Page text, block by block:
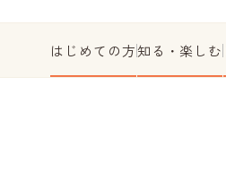
はじめての方知る・楽しむ